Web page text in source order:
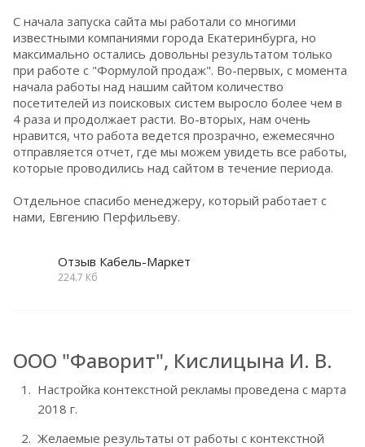
С начала запуска сайта мы работали со многими
известными компаниями города Екатеринбурга, но
максимально остались довольны результатом только
при работе с "Формулой продаж". Во-первых, с момента
начала работы над нашим сайтом количество
посетителей из поисковых систем выросло более чем в
4 раза и продолжает расти. Во-вторых, нам очень
нравится, что работа ведется прозрачно, ежемесячно
отправляется отчет, где мы можем увидеть все работы,
которые проводились над сайтом в течение периода.
Отдельное спасибо менеджеру, который работает с
нами, Евгению Перфильеву.
Отзыв Кабель-Маркет
224.7 Кб
ООО "Фаворит", Кислицына И. В.
Настройка контекстной рекламы проведена с марта
2018 г.
Желаемые результаты от работы с контекстной